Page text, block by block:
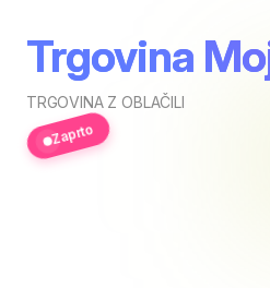
Trgovina
TRGOVINA Z OBLAČILI
Zaprto